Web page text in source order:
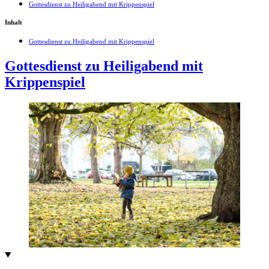
Gottesdienst zu Heiligabend mit Krippenspiel
Inhalt
Gottesdienst zu Heiligabend mit Krippenspiel
Gottesdienst zu Heiligabend mit
Krippenspiel